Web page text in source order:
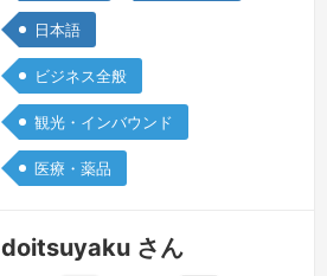
議通訳において優れた実績を積んでまい
りました。通訳においては、正確さと迅
速さを重視し、クライアントのニーズに
応じた自然なコミュニケーションを提供
しています。また、JETROやJICA関連
の複数のプロジェクトに携わり、政府
日本語
ビジネス全般
観光・インバウンド
医療・薬品
doitsuyaku さん